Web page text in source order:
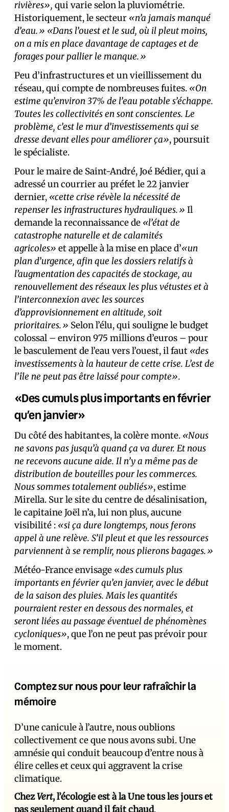
rivières», qui varie selon la pluviométrie.
Historiquement, le secteur «n’a jamais manqué
d’eau.» «Dans l’ouest et le sud, où il pleut moins,
on a mis en place davantage de captages et de
forages pour pallier le manque.»
Peu d’infrastructures et un vieillissement du
réseau, qui compte de nombreuses fuites. «On
estime qu’environ 37% de l’eau potable s’échappe.
Toutes les collectivités en sont conscientes. Le
problème, c’est le mur d’investissements qui se
dresse devant elles pour améliorer ça», poursuit
le spécialiste.
Pour le maire de Saint-André, Joé Bédier, qui a
adressé un courrier au préfet le 22 janvier
dernier, «cette crise révèle la nécessité de
repenser les infrastructures hydrauliques.» Il
demande la reconnaissance de «l’état de
catastrophe naturelle et de calamités
agricoles» et appelle à la mise en place d’«un
plan d’urgence, afin que les dossiers relatifs à
l’augmentation des capacités de stockage, au
renouvellement des réseaux les plus vétustes et à
l’interconnexion avec les sources
d’approvisionnement en altitude, soit
prioritaires.» Selon l’élu, qui souligne le budget
colossal – environ 975 millions d’euros – pour
le basculement de l’eau vers l’ouest, il faut «des
investissements à la hauteur de cette crise. L’est de
l’île ne peut pas être laissé pour compte».
«Des cumuls plus importants en février
qu’en janvier»
Du côté des habitant·es, la colère monte. «Nous
ne savons pas jusqu’à quand ça va durer. Et nous
ne recevons aucune aide. Il n’y a même pas de
distribution de bouteilles pour les commerces.
Nous sommes totalement oubliés», estime
Mirella. Sur le site du centre de désalinisation,
le capitaine Joël n’a, lui non plus, aucune
visibilité : «si ça dure longtemps, nous ferons
appel à une relève. S’il pleut et que les ressources
parviennent à se remplir, nous plierons bagages.»
Météo-France envisage «des cumuls plus
importants en février qu’en janvier, avec le début
de la saison des pluies. Mais les quantités
pourraient rester en dessous des normales, et
seront liées au passage éventuel de phénomènes
cycloniques», que l’on ne peut pas prévoir pour
le moment.
Comptez sur nous pour leur rafraîchir la
mémoire
D’une canicule à l’autre, nous oublions
collectivement ce que nous avons subi. Une
amnésie qui conduit beaucoup d’entre nous à
élire celles et ceux qui aggravent la crise
climatique.
ChezVert, l’écologie est à la Une tous les jours et
pas seulement quand il fait chaud.